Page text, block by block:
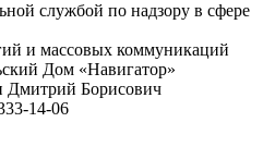
службой по надзору в сфере
и массовых коммуникаций
Дом «Навигатор»
Дмитрий Борисович
14-06